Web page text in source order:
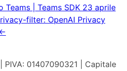
Teams | Teams SDK 23 aprile
filter: OpenAI Privacy
PIVA: 01407090321 | Capitale